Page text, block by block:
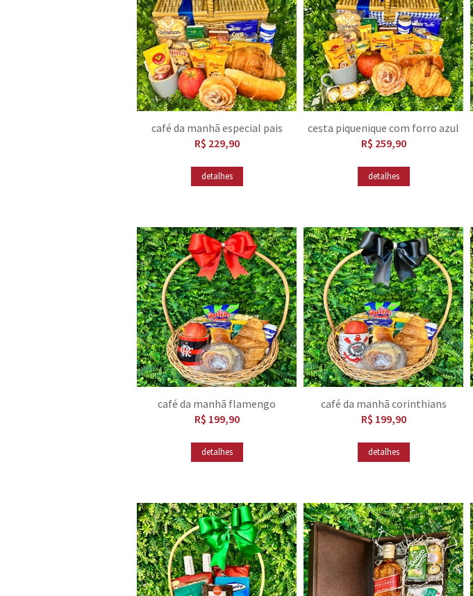
café da manhã especial pais
R$ 229,90
detalhes
cesta piquenique com forro azul
R$ 259,90
detalhes
café da manhã flamengo
R$ 199,90
detalhes
café da manhã corinthians
R$ 199,90
detalhes